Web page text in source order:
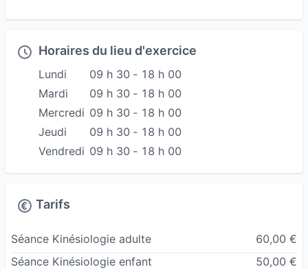
pour prendre un rendez-vous massage veuillez
Horaires du lieu d'exercice
Lundi
09 h 30 ‐ 18 h 00
Mardi
09 h 30 ‐ 18 h 00
Mercredi 09 h 30 ‐ 18 h 00
Jeudi
09 h 30 ‐ 18 h 00
Vendredi 09 h 30 ‐ 18 h 00
Tarifs
Séance Kinésiologie adulte
60,00 €
Séance Kinésiologie enfant
50,00 €